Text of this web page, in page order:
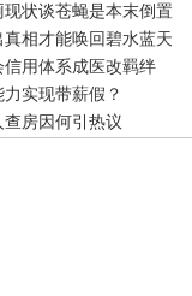
状谈苍蝇是本末倒置
相才能唤回碧水蓝天
用体系成医改羁绊
实现带薪假？
房因何引热议